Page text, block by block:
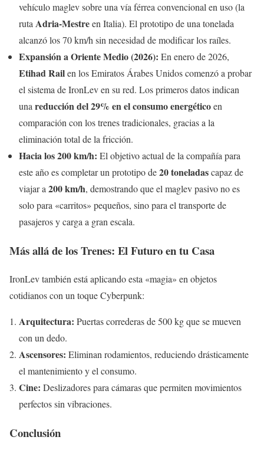
vehículo maglev sobre una vía férrea convencional en uso (la
ruta Adria-Mestreen Italia). El prototipo de una tonelada
alcanzó los 70 km/h sin necesidad de modificar los raíles.
Expansión a Oriente Medio (2026): En enero de 2026,
Etihad Railen los Emiratos Árabes Unidos comenzó a probar
el sistema de IronLev en su red. Los primeros datos indican
una reducción del 29% en el consumo energéticoen
comparación con los trenes tradicionales, gracias a la
eliminación total de la fricción.
Hacia los 200 km/h: El objetivo actual de la compañía para
este año es completar un prototipo de20 toneladascapaz de
viajar a 200 km/h, demostrando que el maglev pasivo no es
solo para «carritos» pequeños, sino para el transporte de
pasajeros y carga a gran escala.
Más allá de los Trenes: El Futuro en tu Casa
IronLev también está aplicando esta «magia» en objetos
cotidianos con un toque Cyberpunk:
Arquitectura: Puertas correderas de 500 kg que se mueven
con un dedo.
Ascensores: Eliminan rodamientos, reduciendo drásticamente
el mantenimiento y el consumo.
Cine: Deslizadores para cámaras que permiten movimientos
perfectos sin vibraciones.
Conclusión